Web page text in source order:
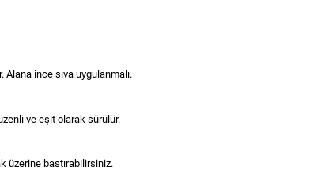
ince sıva uygulanmalı.
ve eşit olarak sürülür.
üzerine bastırabilirsiniz.